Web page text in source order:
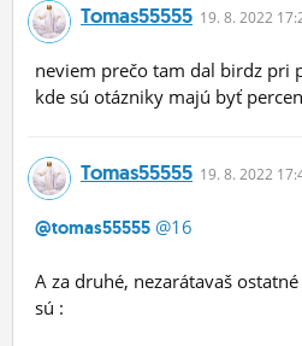
Tomas55555 19. 8. 2022
neviem prečo tam dal birdz pri
kde sú otázniky majú byť
Tomas55555 19. 8. 2022
@tomas55555 @16
A za druhé, nezarátavaš
sú :